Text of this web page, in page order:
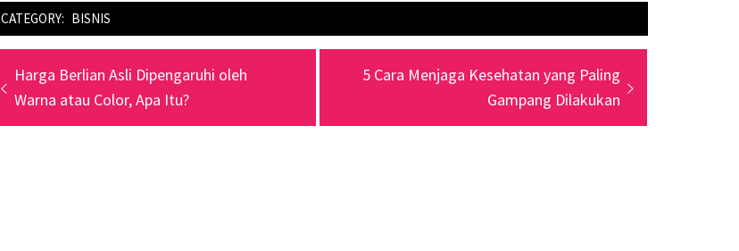
CATEGORY: BISNIS
Navigasi
pos
Previous
post:
Harga Berlian Asli Dipengaruhi oleh
Warna atau Color, Apa Itu?
Next
5 Cara Menjaga Kesehatan yang Paling
Gampang Dilakukan